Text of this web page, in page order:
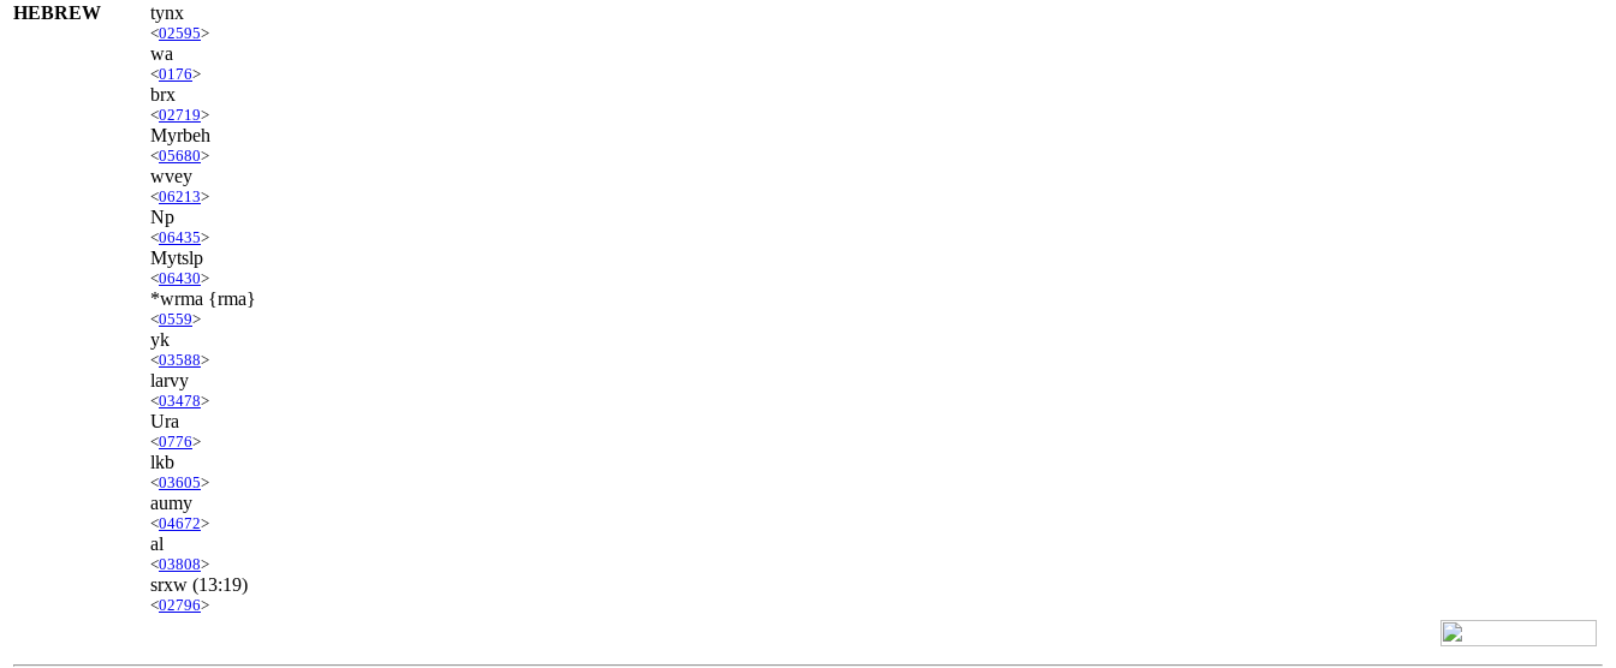
HEBREW
tynx
<02595>
wa
<0176>
brx
<02719>
Myrbeh
<05680>
wvey
<06213>
Np
<06435>
Mytslp
<06430>
*wrma {rma}
<0559>
yk
<03588>
larvy
<03478>
Ura
<0776>
lkb
<03605>
aumy
<04672>
al
<03808>
srxw (13:19)
<02796>